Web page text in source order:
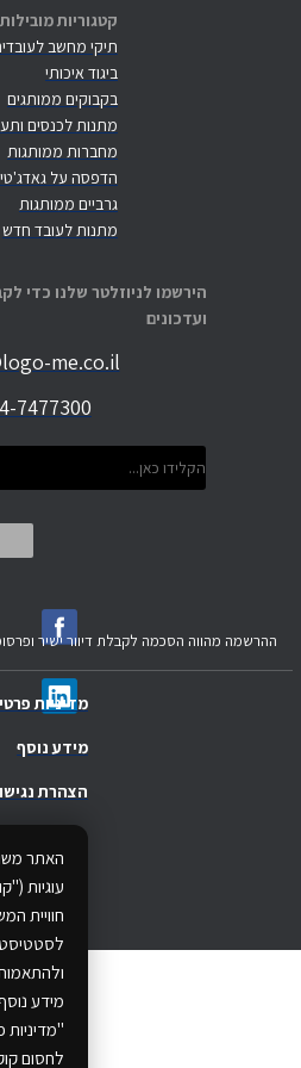
קטגוריות מובילות
תיקי מחשב
ביגוד איכותי
בקבוקים ממותגים
מתנות לכנסים
מחברות ממותגות
הדפסה על
גרביים ממותגות
מתנות לעובד חדש
הירשמו לניוזלטר שלנו כדי
ועדכונים
me.co.il
7477300
מדיניות
האתר
עוגיות
חוויית
מידע
"מדיניות
לחסום
מידע נוסף
.
הצהרת
ההרשמה מהווה הסכמה לקבלת דיוור ישיר
All rights reserved.
...